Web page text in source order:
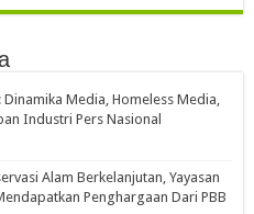
Dinamika Media, Homeless Media,
Industri Pers Nasional
Alam Berkelanjutan, Yayasan
Penghargaan Dari PBB